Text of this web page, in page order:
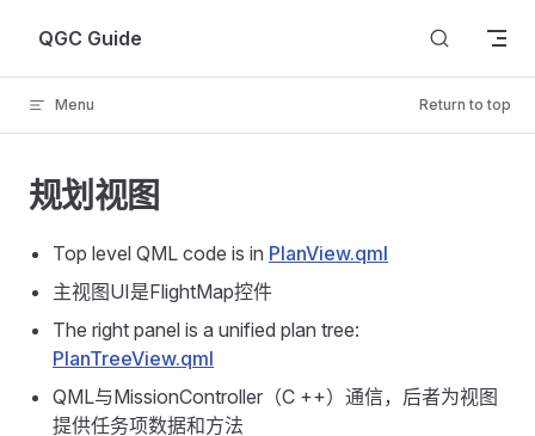
Skip to content
QGC Guide
Menu Return to top
规划视图
Top level QML code is in PlanView.qml
主视图UI是FlightMap控件
The right panel is a unified plan tree:
PlanTreeView.qml
QML与MissionController（C ++）通信，后者为视图
提供任务项数据和方法